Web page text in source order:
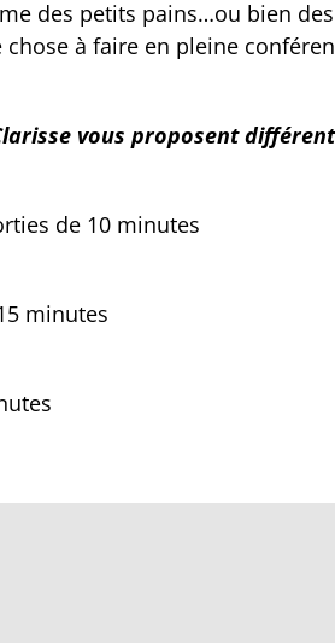
des petits pains…ou bien
chose à faire en pleine
vous proposent
de 10 minutes
minutes